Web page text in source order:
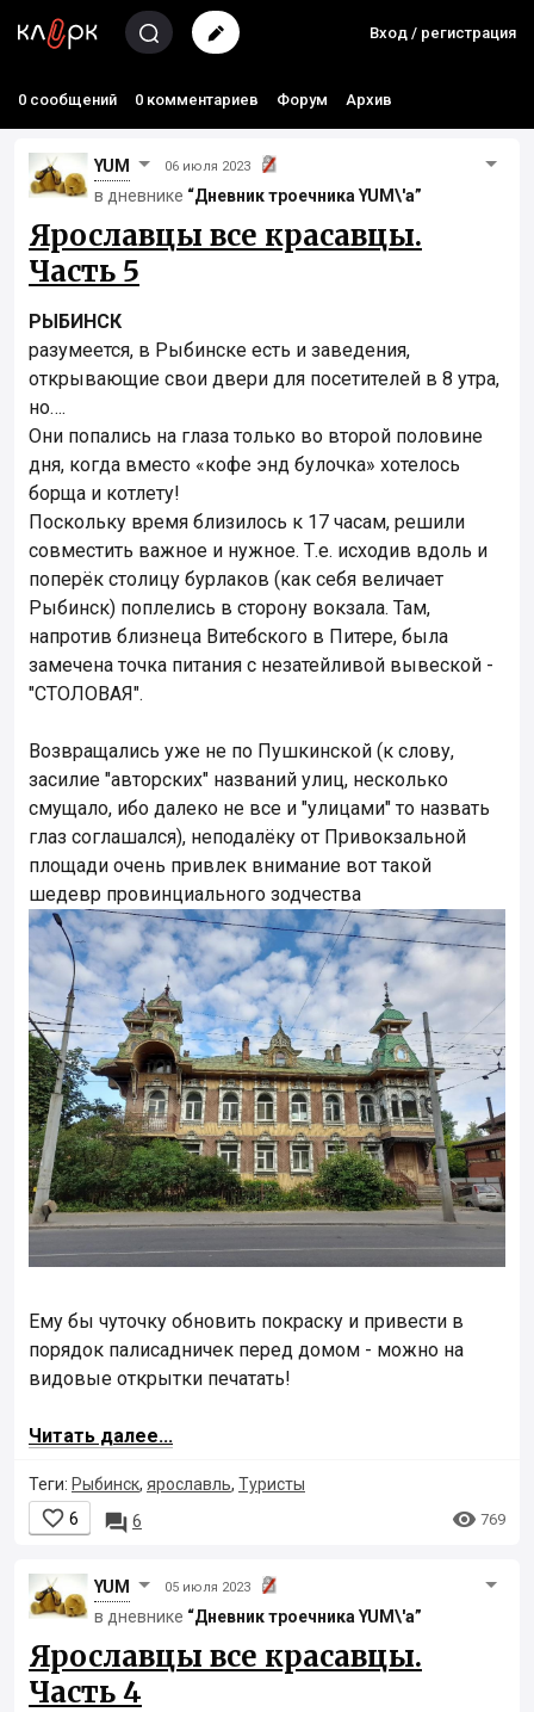
Вход / регистрация
0 сообщений 0 комментариев Форум Архив
YUM 06 июля 2023
в дневнике “Дневник троечника YUM\'а”
Ярославцы все красавцы.
Часть 5
РЫБИНСК
разумеется, в Рыбинске есть и заведения,
открывающие свои двери для посетителей в 8 утра,
но….
Они попались на глаза только во второй половине
дня, когда вместо «кофе энд булочка» хотелось
борща и котлету!
Поскольку время близилось к 17 часам, решили
совместить важное и нужное. Т.е. исходив вдоль и
поперёк столицу бурлаков (как себя величает
Рыбинск) поплелись в сторону вокзала. Там,
напротив близнеца Витебского в Питере, была
замечена точка питания с незатейливой вывеской -
"СТОЛОВАЯ".
Возвращались уже не по Пушкинской (к слову,
засилие "авторских" названий улиц, несколько
смущало, ибо далеко не все и "улицами" то назвать
глаз соглашался), неподалёку от Привокзальной
площади очень привлек внимание вот такой
шедевр провинциального зодчества
Ему бы чуточку обновить покраску и привести в
порядок палисадничек перед домом - можно на
видовые открытки печатать!
Читать далее...
Теги: Рыбинск, ярославль, Туристы
 6  6  769
YUM 05 июля 2023
в дневнике “Дневник троечника YUM\'а”
Ярославцы все красавцы.
Часть 4